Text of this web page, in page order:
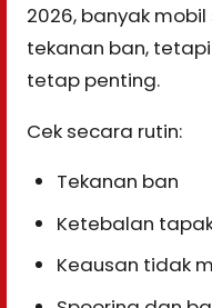
2026, banyak
tekanan ban,
tetap penting.
Cek secara rutin:
Tekanan ban
Ketebalan
Keausan tidak